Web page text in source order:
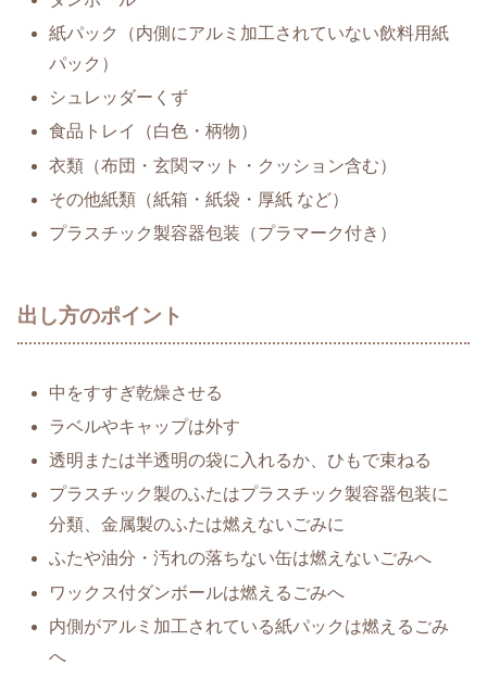
紙パック（内側にアルミ加工されていない飲料用紙
パック）
シュレッダーくず
食品トレイ（白色・柄物）
衣類（布団・玄関マット・クッション含む）
その他紙類（紙箱・紙袋・厚紙 など）
プラスチック製容器包装（プラマーク付き）
出し方のポイント
中をすすぎ乾燥させる
ラベルやキャップは外す
透明または半透明の袋に入れるか、ひもで束ねる
プラスチック製のふたはプラスチック製容器包装に
分類、金属製のふたは燃えないごみに
ふたや油分・汚れの落ちない缶は燃えないごみへ
ワックス付ダンボールは燃えるごみへ
内側がアルミ加工されている紙パックは燃えるごみ
へ